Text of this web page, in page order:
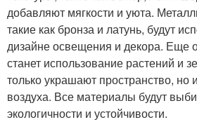
добавляют мягкости и уюта.
такие как бронза и латунь, будут
дизайне освещения и декора. Еще
станет использование растений и
только украшают пространство, но
воздуха. Все материалы будут
экологичности и устойчивости.